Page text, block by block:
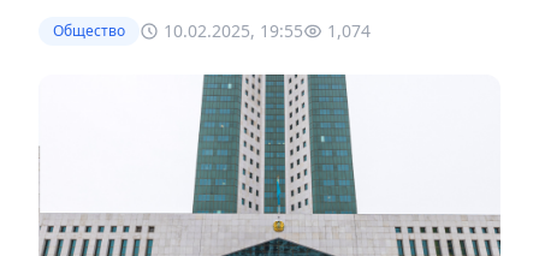
Общество 10.02.2025, 19:55 1,074